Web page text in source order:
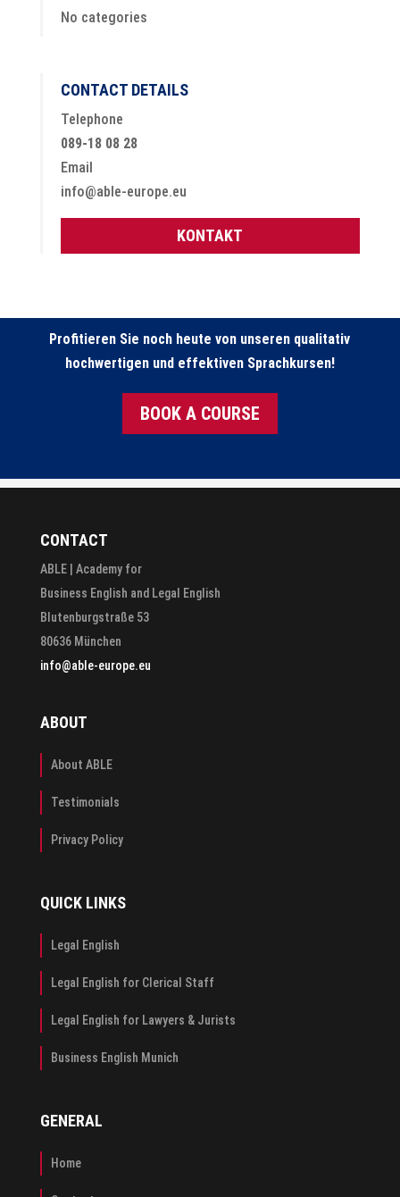
No categories
CONTACT DETAILS
Telephone
089-18 08 28
Email
info@able-europe.eu
KONTAKT
Profitieren Sie noch heute von unseren qualitativ
hochwertigen und effektiven Sprachkursen!
BOOK A COURSE
CONTACT
ABLE | Academy for
Business English and Legal English
Blutenburgstraße 53
80636 München
info@able-europe.eu
ABOUT
About ABLE
Testimonials
Privacy Policy
QUICK LINKS
Legal English
Legal English for Clerical Staff
Legal English for Lawyers & Jurists
Business English Munich
GENERAL
Home